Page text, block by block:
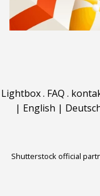
Lightbox. FAQ .
| English |
Shutterstock official